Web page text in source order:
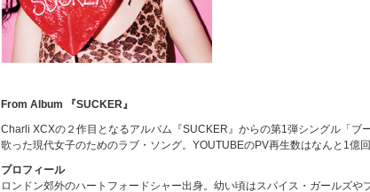
From Album 『SUCKER』
Charli XCXの２作目となるアルバム『SUCKER』からの第1弾シングル「ブ
歌った現代女子のためのラブ・ソング。YOUTUBEのPV再生数はなんと1億回
プロフィール
ロンドン郊外のハートフォードシャー出身。幼い頃はスパイス・ガールズ